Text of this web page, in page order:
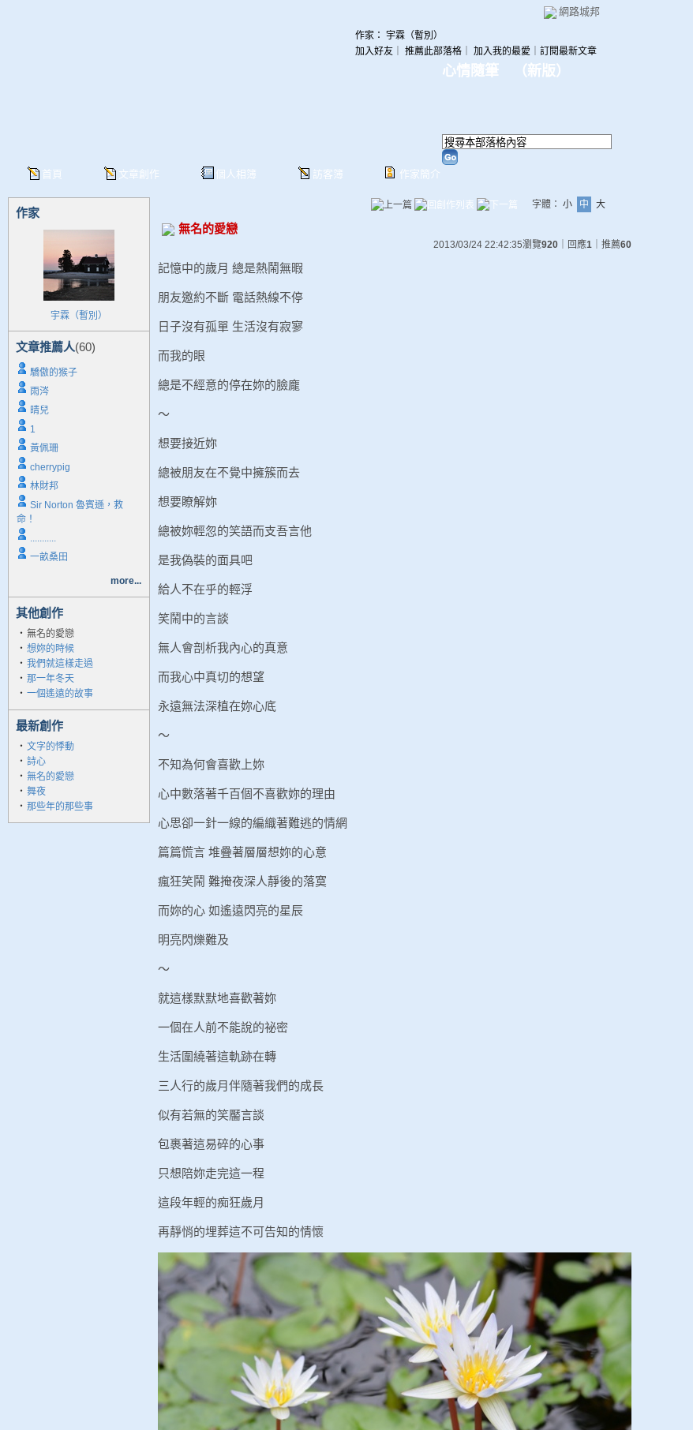
網路城邦
心情隨筆 （新版）
首頁 文章創作 個人相簿 訪客簿 作家簡介
加入好友 推薦此部落格 加入我的最愛 訂閱最新文章
作家： 宇霖（暫別）
作家
宇霖（暫別）
文章推薦人(60)
驕傲的猴子
雨涔
晴兒
1
黃佩珊
cherrypig
林財邦
Sir Norton 魯賓遜，救
命！
...........
一畝桑田
more...
其他創作
‧ 無名的愛戀
‧ 想妳的時候
‧ 我們就這樣走過
‧ 那一年冬天
‧ 一個遙遠的故事
最新創作
‧ 文字的悸動
‧ 詩心
‧ 無名的愛戀
‧ 舞夜
‧ 那些年的那些事
字體： 小 中 大
無名的愛戀
2013/03/24 22:42:35瀏覽920 ｜回應1 ｜推薦60
記憶中的歲月 總是熱鬧無暇
朋友邀約不斷 電話熱線不停
日子沒有孤單 生活沒有寂寥
而我的眼
總是不經意的停在妳的臉龐
〜
想要接近妳
總被朋友在不覺中擁簇而去
想要瞭解妳
總被妳輕忽的笑語而支吾言他
是我偽裝的面具吧
給人不在乎的輕浮
笑鬧中的言談
無人會剖析我內心的真意
而我心中真切的想望
永遠無法深植在妳心底
〜
不知為何會喜歡上妳
心中數落著千百個不喜歡妳的理由
心思卻一針一線的編織著難逃的情網
篇篇慌言 堆疊著層層想妳的心意
瘋狂笑鬧 難掩夜深人靜後的落寞
而妳的心 如遙遠閃亮的星辰
明亮閃爍難及
〜
就這樣默默地喜歡著妳
一個在人前不能說的祕密
生活圍繞著這軌跡在轉
三人行的歲月伴隨著我們的成長
似有若無的笑靨言談
包裹著這易碎的心事
只想陪妳走完這一程
這段年輕的痴狂歲月
再靜悄的埋葬這不可告知的情懷